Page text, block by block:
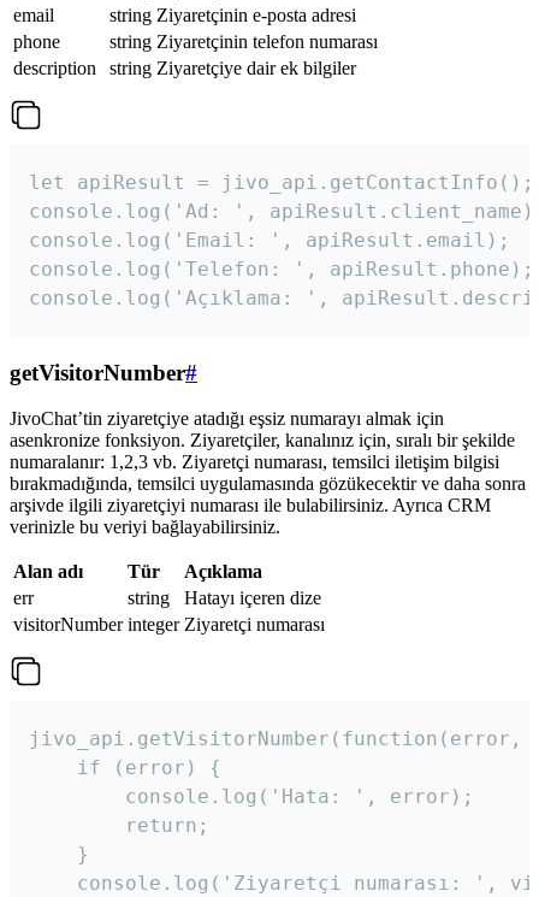
email
string Ziyaretçinin e-posta adresi
phone
string Ziyaretçinin telefon numarası
description
string Ziyaretçiye dair ek bilgiler
let apiResult = jivo_api.getContactInfo();
console.log('Ad: ',
console.log('Email: ', apiResult.email);
console.log('Telefon: ', apiResult.phone);
console.log('Açıklama: ',
getVisitorNumber#
JivoChat’tin ziyaretçiye atadığı eşsiz numarayı almak için
asenkronize fonksiyon. Ziyaretçiler, kanalınız için, sıralı bir şekilde
numaralanır: 1,2,3 vb. Ziyaretçi numarası, temsilci iletişim bilgisi
bırakmadığında, temsilci uygulamasında gözükecektir ve daha sonra
arşivde ilgili ziyaretçiyi numarası ile bulabilirsiniz. Ayrıca CRM
verinizle bu veriyi bağlayabilirsiniz.
Alan adı Tür
Açıklama
err
string
Hatayı içeren dize
visitorNumber integer Ziyaretçi numarası
jivo_api.getVisitorNumber(function(error,
    if (error) {
        console.log('Hata: ', error);
        return;
    }
console.log('Ziyaretçi numarası: ',